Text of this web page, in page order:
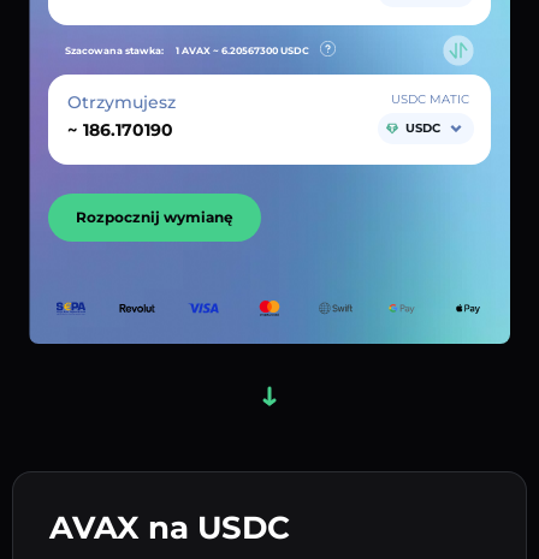
AVAX na USDC
Szacowana stawka: 1 AVAX ~ 6.20567300 USDC
Otrzymujesz
~
USDC MATIC
USDC
Rozpocznij wymianę